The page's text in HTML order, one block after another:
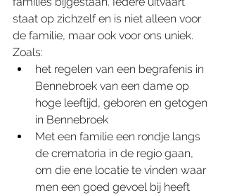
staat op zichzelf en is niet alleen voor
de familie, maar ook voor ons uniek.
Zoals:
het regelen van een begrafenis in
Bennebroek van een dame op
hoge leeftijd, geboren en getogen
in Bennebroek
Met een familie een rondje langs
de crematoria in de regio gaan,
om die ene locatie te vinden waar
men een goed gevoel bij heeft